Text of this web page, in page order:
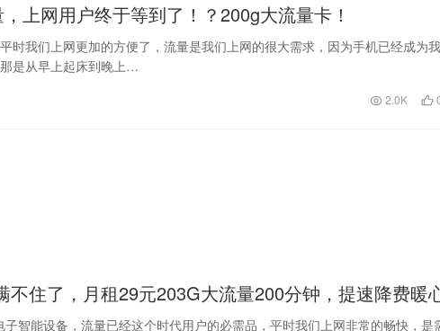
上网用户终于等到了！？200g大流量卡！
时我们上网更加的方便了，流量是我们上网的很大需求，因为手机已经成为
是从早上起床到晚上…
2.0K
住了，月租29元203G大流量200分钟，提速降费暖
智能设备，流量已经这个时代用户的必需品，平时我们上网非常的畅快，是